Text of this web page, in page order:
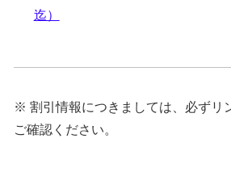
迄）
※ 割引情報につきましては、必ずリ
ご確認ください。